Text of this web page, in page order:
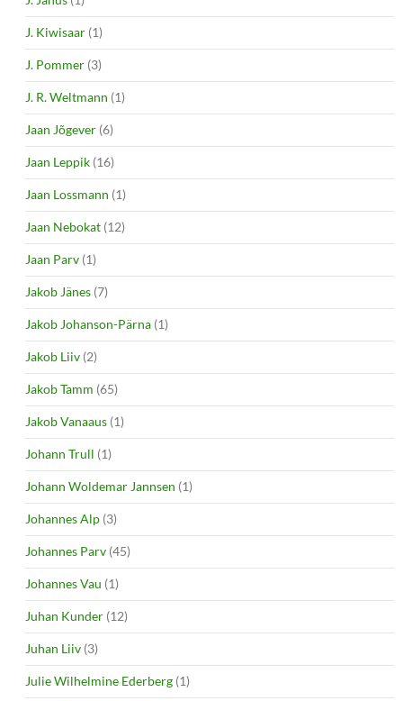
J. Kiwisaar (1)
J. Pommer (3)
J. R. Weltmann (1)
Jaan Jõgever (6)
Jaan Leppik (16)
Jaan Lossmann (1)
Jaan Nebokat (12)
Jaan Parv (1)
Jakob Jänes (7)
Jakob Johanson-Pärna (1)
Jakob Liiv (2)
Jakob Tamm (65)
Jakob Vanaaus (1)
Johann Trull (1)
Johann Woldemar Jannsen (1)
Johannes Alp (3)
Johannes Parv (45)
Johannes Vau (1)
Juhan Kunder (12)
Juhan Liiv (3)
Julie Wilhelmine Ederberg (1)